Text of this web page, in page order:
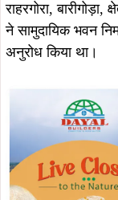
राहरगोरा,
ने सामुदायिक भवन
अनुरोध किया था।